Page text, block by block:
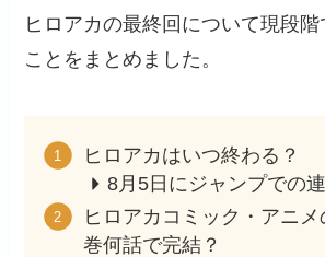
ヒロアカの最終回について現段
ことをまとめました。
ヒロアカはいつ終わる？
8月5日にジャンプでの
ヒロアカコミック・アニ
巻何話で完結？